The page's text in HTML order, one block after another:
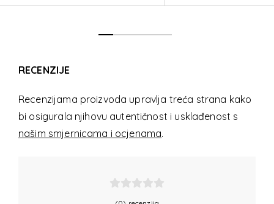
RECENZIJE
Recenzijama proizvoda upravlja treća strana kako
bi osigurala njihovu autentičnost i usklađenost s
našim smjernicama i ocjenama.